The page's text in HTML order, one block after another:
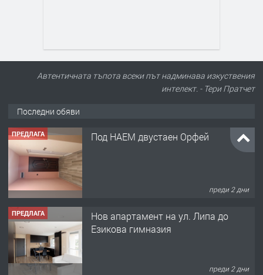
Автентичната тъпота всеки път надминава изкуствения
интелект. - Тери Пратчет
Последни обяви
ПРЕДЛАГА Под НАЕМ двустаен Орфей
преди 2 дни
ПРЕДЛАГА
Нов апартамент на ул. Липа до
Езикова гимназия
преди 2 дни